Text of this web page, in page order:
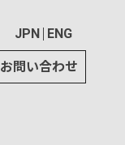
お問い合わせ
JPN ENG